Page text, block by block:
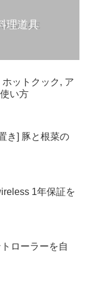
理道具
ットクック, ア
い方
き] 豚と根菜の
1年保証を
ローラーを自